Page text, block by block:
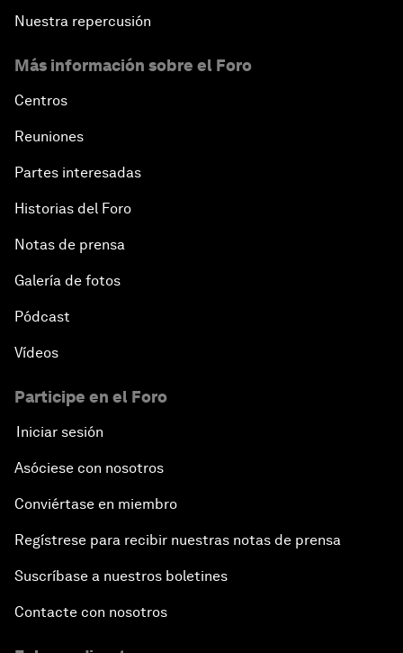
Nuestra repercusión
Más información sobre el Foro
Centros
Reuniones
Partes interesadas
Historias del Foro
Notas de prensa
Galería de fotos
Pódcast
Vídeos
Participe en el Foro
Iniciar sesión
Asóciese con nosotros
Conviértase en miembro
Regístrese para recibir nuestras notas de prensa
Suscríbase a nuestros boletines
Contacte con nosotros